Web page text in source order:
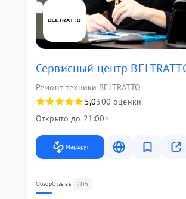
Сервисный центр
Ремонт техники BELTRATTO
5,0300 оценки
Открыто до 21:00
Маршрут
ОбзорОтзывы 205